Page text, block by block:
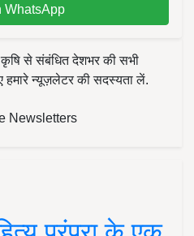
WhatsApp
से संबंधित देशभर की सभी
न्यूज़लेटर की सदस्यता लें.
Newsletters